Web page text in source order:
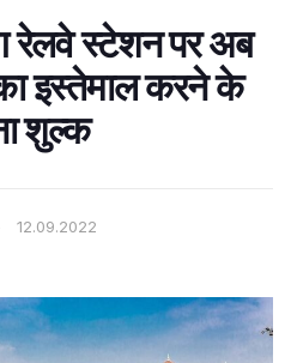
स्टेशन पर अब
इस्तेमाल करने के
शुल्क
12.09.2022